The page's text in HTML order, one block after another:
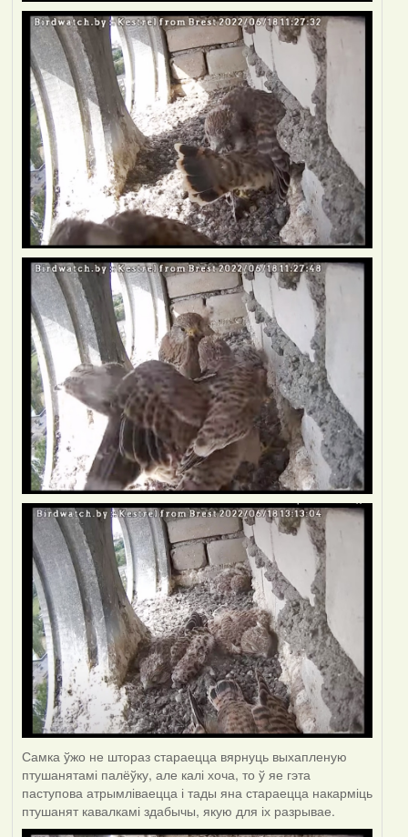
Самка ўжо не штораз стараецца вярнуць выхапленую
птушанятамі палёўку, але калі хоча, то ў яе гэта
паступова атрымліваецца і тады яна стараецца накарміць
птушанят кавалкамі здабычы, якую для іх разрывае.